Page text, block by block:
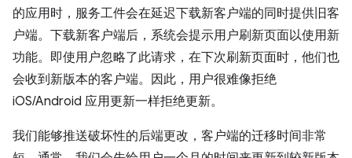
的应用时，服务工件会在延迟下载新客户端的同时提供旧客
户端。下载新客户端后，系统会提示用户刷新页面以使用新
功能。即使用户忽略了此请求，在下次刷新页面时，他们也
会收到新版本的客户端。因此，用户很难像拒绝
iOS/Android 应用更新一样拒绝更新。
我们能够推送破坏性的后端更改，客户端的迁移时间非常